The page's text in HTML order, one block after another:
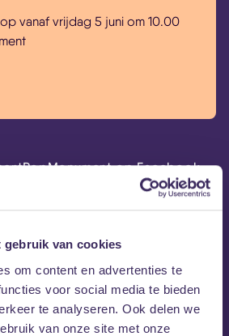
gebruik van cookies
om content en advertenties te
voor social media te bieden
te analyseren. Ook delen we
van onze site met onze
vanaf vrijdag 5 juni om 10.00
PopMonument op Facebook